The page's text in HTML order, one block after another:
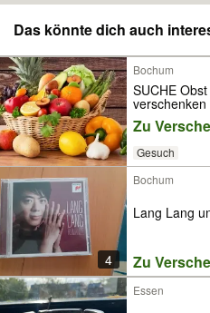
Das könnte dich auch
Bochum
SUCHE
verschenken
Zu
Gesuch
4
Bochum
Lang Lang
Zu
Essen